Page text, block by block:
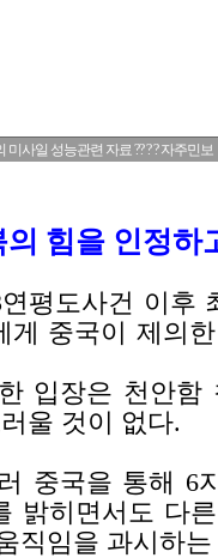
미사일 성능관련 자료 ?? ? ? 자주민보
의 힘을 인정하
연평도사건 이후
게 중국이 제의
입장은 천안함
울 것이 없다.
중국을 통해 6
밝히면서도 다
직임을 과시하